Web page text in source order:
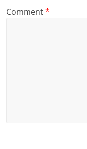
Comment*